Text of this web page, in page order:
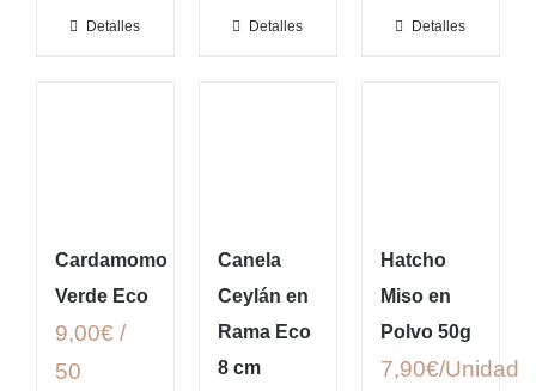
Detalles Detalles Detalles
Cardamomo
Verde Eco
9,00€ /
50
Canela
Ceylán en
Rama Eco
8 cm
Hatcho
Miso en
Polvo 50g
7,90€